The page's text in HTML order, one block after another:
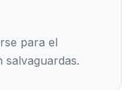
para el